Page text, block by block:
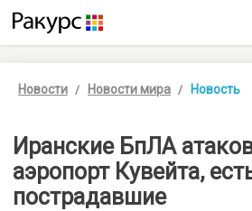
Новости Новости мира Новость
Иранские БпЛА
аэропорт Кувейта,
пострадавшие